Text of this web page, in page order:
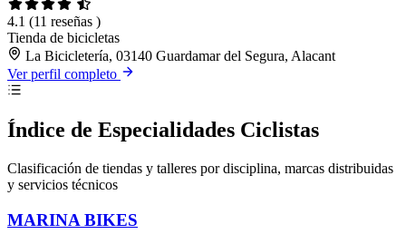
4.1 (11 reseñas )
Tienda de bicicletas
La Bicicletería, 03140 Guardamar del Segura, Alacant
Ver perfil completo
Índice de Especialidades Ciclistas
Clasificación de tiendas y talleres por disciplina, marcas distribuidas
y servicios técnicos
MARINA BIKES